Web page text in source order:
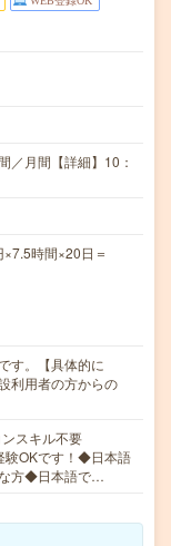
／月間【詳細】10：
時間×20日＝
す。【具体的に
利用者の方からの
スキル不要
験OKです！◆日本語
な方◆日本語で…